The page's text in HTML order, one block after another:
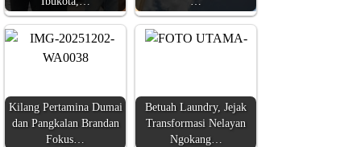
Kilang Pertamina Dumai
dan Pangkalan Brandan
Fokus…
Betuah Laundry, Jejak
Transformasi Nelayan
Ngokang…